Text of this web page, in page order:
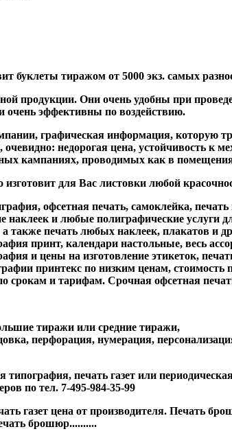
буклеты тиражом от 5000 экз. самых
продукции. Они очень удобны при
очень эффективны по воздействию.
графическая информация, которую
недорогая цена, устойчивость к
кампаниях, проводимых как в
для Вас листовки любой
офсетная печать, самоклейка,
наклеек и любые полиграфические услуги
также печать любых наклеек, плакатов и
принт, календари настольные, весь
и цены на изготовление этикеток,
принтекс по низким ценам, стоимость
срокам и тарифам. Срочная офсетная
тиражи или средние тиражи,
перфорация, нумерация,
печать газет или
по тел. 7-495-984-35-99
газет цена от производителя. Печать
брошюр..........